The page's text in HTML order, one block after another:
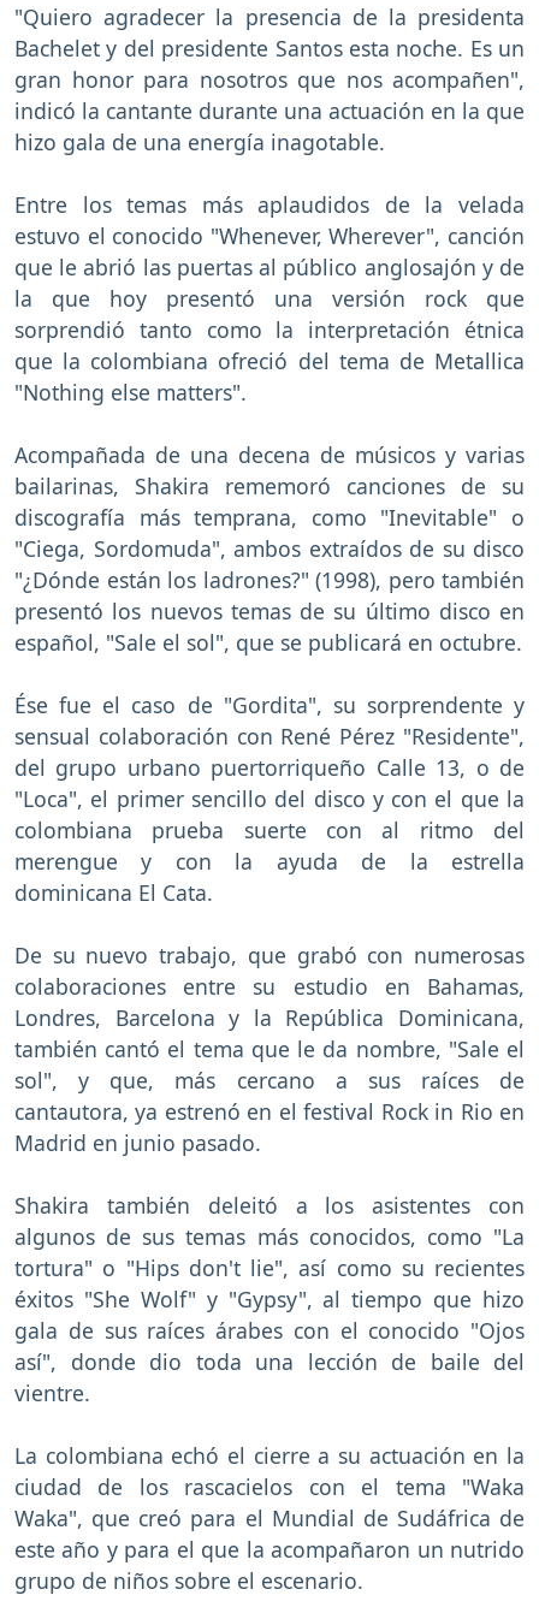
"Quiero agradecer la presencia de la presidenta
Bachelet y del presidente Santos esta noche. Es un
gran honor para nosotros que nos acompañen",
indicó la cantante durante una actuación en la que
hizo gala de una energía inagotable.
Entre los temas más aplaudidos de la velada
estuvo el conocido "Whenever, Wherever", canción
que le abrió las puertas al público anglosajón y de
la que hoy presentó una versión rock que
sorprendió tanto como la interpretación étnica
que la colombiana ofreció del tema de Metallica
"Nothing else matters".
Acompañada de una decena de músicos y varias
bailarinas, Shakira rememoró canciones de su
discografía más temprana, como "Inevitable" o
"Ciega, Sordomuda", ambos extraídos de su disco
"¿Dónde están los ladrones?" (1998), pero también
presentó los nuevos temas de su último disco en
español, "Sale el sol", que se publicará en octubre.
Ése fue el caso de "Gordita", su sorprendente y
sensual colaboración con René Pérez "Residente",
del grupo urbano puertorriqueño Calle 13, o de
"Loca", el primer sencillo del disco y con el que la
colombiana prueba suerte con al ritmo del
merengue y con la ayuda de la estrella
dominicana El Cata.
De su nuevo trabajo, que grabó con numerosas
colaboraciones entre su estudio en Bahamas,
Londres, Barcelona y la República Dominicana,
también cantó el tema que le da nombre, "Sale el
sol", y que, más cercano a sus raíces de
cantautora, ya estrenó en el festival Rock in Rio en
Madrid en junio pasado.
Shakira también deleitó a los asistentes con
algunos de sus temas más conocidos, como "La
tortura" o "Hips don't lie", así como su recientes
éxitos "She Wolf" y "Gypsy", al tiempo que hizo
gala de sus raíces árabes con el conocido "Ojos
así", donde dio toda una lección de baile del
vientre.
La colombiana echó el cierre a su actuación en la
ciudad de los rascacielos con el tema "Waka
Waka", que creó para el Mundial de Sudáfrica de
este año y para el que la acompañaron un nutrido
grupo de niños sobre el escenario.